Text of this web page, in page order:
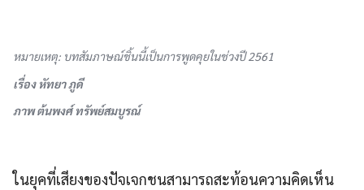
หมายเหตุ: บทสัมภาษณ์ชิ้นนี้เป็นการพูดคุยในช่วงปี 2561
เรื่อง หัทยา ภูดี
ภาพ ต้นพงศ์ ทรัพย์สมบูรณ์
ในยุคที่เสียงของปัจเจกชนสามารถสะท้อนความคิดเห็น